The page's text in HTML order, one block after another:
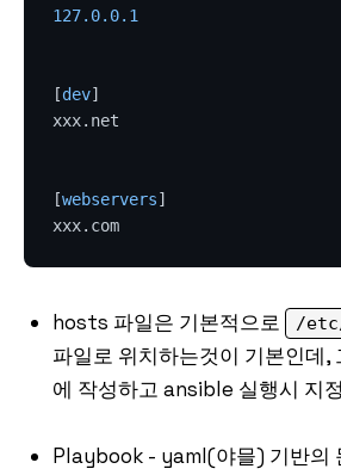
127.0.0.1
[dev]
xxx.net
[webservers]
hosts 파일은 기본적으로 /
파일로 위치하는것이 기본인데,
에 작성하고 ansible 실행시 지
Playbook - yaml(야믈) 기반의